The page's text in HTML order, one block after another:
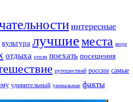
интересные
культура лучшиеместа море
отдыха отели поехать посещения
путешествий россии самые
удивительный уникальные факты